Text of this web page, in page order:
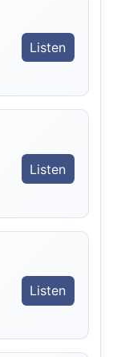
Listen
Listen
Listen